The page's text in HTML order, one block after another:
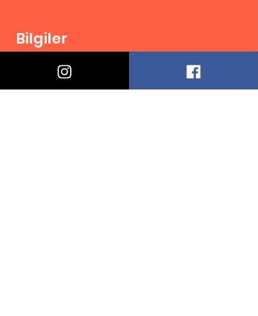
Bilgiler
Biz Kimiz?